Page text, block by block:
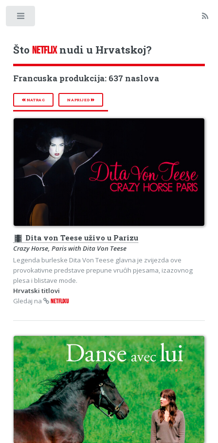
Što NETFLIXnudi u Hrvatskoj?
Francuska produkcija: 637 naslova
NATRAG NAPRIJED
theaters Dita von Teese uživo u Parizu
Crazy Horse, Paris with Dita Von Teese
Legenda burleske Dita Von Teese glavna je zvijezda ove
provokativne predstave prepune vrućih pjesama, izazovnog
plesa i blistave mode.
Hrvatski titlovi
Gledaj na
NETFLIXU